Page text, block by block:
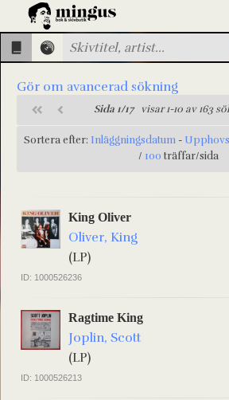
Gör om avancerad sökning
Sida 1/17visar 1-10 av 163
Sortera efter: Inläggningsdatum -
/ 100 träffar/sida
King Oliver
Oliver, King
(LP)
ID: 1000526236
Ragtime King
Joplin, Scott
(LP)
ID: 1000526213